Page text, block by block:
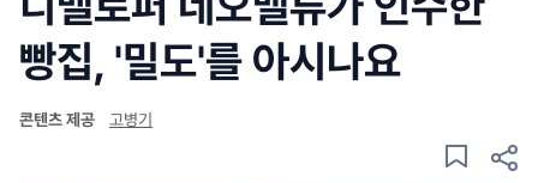
빵집, '밀도'를 아시나요
콘텐츠 제공 고병기